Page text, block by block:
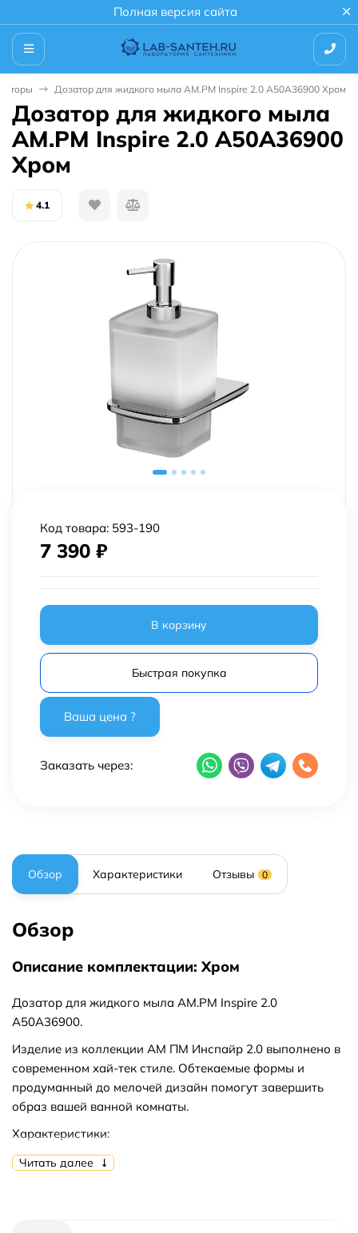
Полная версия сайта
Дозатор для жидкого мыла AM.PM Inspire 2.0 A50A36900 Хром
Дозатор для жидкого мыла
AM.PM Inspire 2.0 A50A36900
Хром
4.1
Код товара: 593-190
7 390 ₽
В корзину
Быстрая покупка
Заказать через:
Обзор Характеристики Отзывы 0
Обзор
Описание комплектации: Хром
Дозатор для жидкого мыла AM.PM Inspire 2.0
A50A36900.
Изделие из коллекции АМ ПМ Инспайр 2.0 выполнено в
современном хай-тек стиле. Обтекаемые формы и
продуманный до мелочей дизайн помогут завершить
образ вашей ванной комнаты.
Характеристики:
Материал: сплав металлов. Глянцевое
Читать далее